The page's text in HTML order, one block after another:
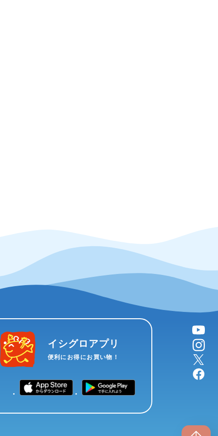
イシグロアプリ
便利にお得にお買い物！
YouTube
instagram
X
facebook